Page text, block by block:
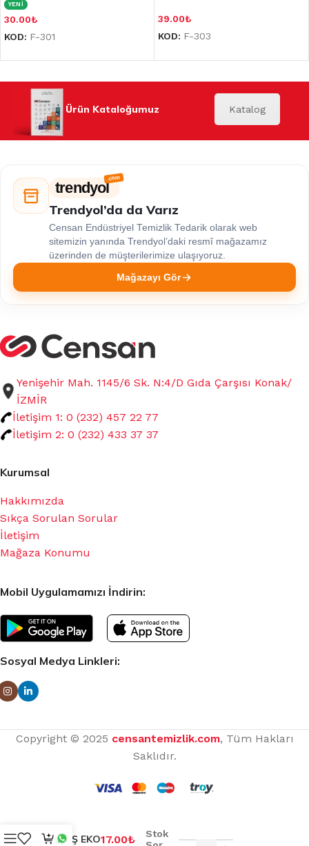
YENİ
30.00₺
KOD: F-301
39.00₺
KOD: F-303
Ürün Kataloğumuz Katalog
trendyol
Trendyol’da da Varız
Censan Endüstriyel Temizlik Tedarik olarak web
sitemizin yanında Trendyol’daki resmî mağazamız
üzerinden de müşterilerimize ulaşıyoruz.
Mağazayı Gör
Yenişehir Mah. 1145/6 Sk. N:4/D Gıda Çarşısı Konak/
İZMİR
İletişim 1: 0 (232) 457 22 77
İletişim 2: 0 (232) 433 37 37
Kurumsal
Hakkımızda
Sıkça Sorulan Sorular
İletişim
Mağaza Konumu
Mobil Uygulamamızı İndirin:
Sosyal Medya Linkleri:
Copyright © 2025 censantemizlik.com, Tüm Hakları
Saklıdır.
FARAŞ EKO17.00₺
Stok